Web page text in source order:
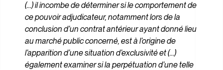
(…) il incombe de déterminer si le comportement de
ce pouvoir adjudicateur, notamment lors de la
conclusion d’un contrat antérieur ayant donné lieu
au marché public concerné, est à l’origine de
l’apparition d’une situation d’exclusivité et (…)
également examiner si la perpétuation d’une telle